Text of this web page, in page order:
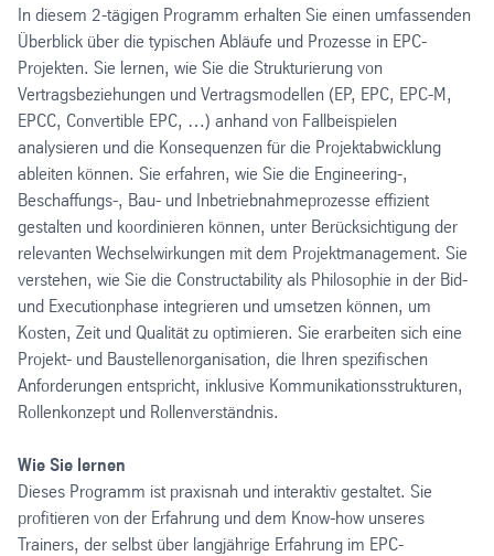
In diesem 2-tägigen Programm erhalten Sie einen umfassenden
Überblick über die typischen Abläufe und Prozesse in EPC-
Projekten. Sie lernen, wie Sie die Strukturierung von
Vertragsbeziehungen und Vertragsmodellen (EP, EPC, EPC-M,
EPCC, Convertible EPC, …) anhand von Fallbeispielen
analysieren und die Konsequenzen für die Projektabwicklung
ableiten können. Sie erfahren, wie Sie die Engineering-,
Beschaffungs-, Bau- und Inbetriebnahmeprozesse effizient
gestalten und koordinieren können, unter Berücksichtigung der
relevanten Wechselwirkungen mit dem Projektmanagement. Sie
verstehen, wie Sie die Constructability als Philosophie in der Bid-
und Executionphase integrieren und umsetzen können, um
Kosten, Zeit und Qualität zu optimieren. Sie erarbeiten sich eine
Projekt- und Baustellenorganisation, die Ihren spezifischen
Anforderungen entspricht, inklusive Kommunikationsstrukturen,
Rollenkonzept und Rollenverständnis.
Wie Sie lernen
Dieses Programm ist praxisnah und interaktiv gestaltet. Sie
profitieren von der Erfahrung und dem Know-how unseres
Trainers, der selbst über langjährige Erfahrung im EPC-